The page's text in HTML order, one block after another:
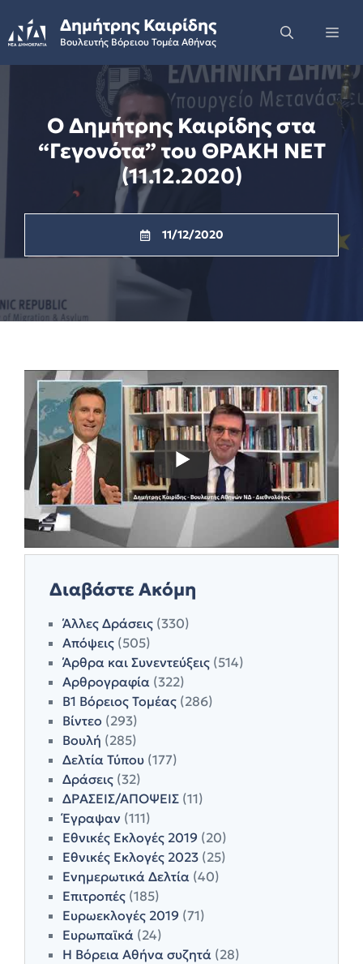
to
content
Δημήτρης Καιρίδης
Βουλευτής Βόρειου Τομέα Αθήνας
Ο Δημήτρης Καιρίδης στα
“Γεγονότα” του ΘΡΑΚΗ ΝΕΤ
(11.12.2020)
11/12/2020
Διαβάστε Ακόμη
Άλλες Δράσεις (330)
Απόψεις (505)
Άρθρα και Συνεντεύξεις (514)
Αρθρογραφία (322)
Β1 Βόρειος Τομέας (286)
Βίντεο (293)
Βουλή (285)
Δελτία Τύπου (177)
Δράσεις (32)
ΔΡΑΣΕΙΣ/ΑΠΟΨΕΙΣ (11)
Έγραψαν (111)
Εθνικές Εκλογές 2019 (20)
Εθνικές Εκλογές 2023 (25)
Ενημερωτικά Δελτία (40)
Επιτροπές (185)
Ευρωεκλογές 2019 (71)
Ευρωπαϊκά (24)
Η Βόρεια Αθήνα συζητά (28)